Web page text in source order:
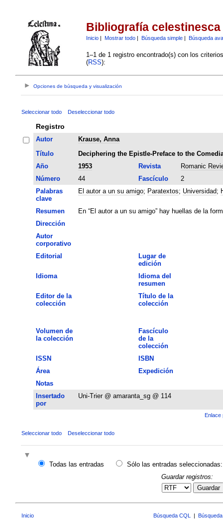
Bibliografía celestinesca
Inicio| Mostrar todo| Búsqueda simple| Búsqueda
1–1 de 1 registro encontrado(s) con los
(RSS):
Opciones de búsqueda y visualización
Seleccionar todo Deseleccionar todo
Registro
Autor
Krause, Anna
Título
Deciphering the Epistle-Preface to the
Año
1953 Revista
Romanic
Número
44 Fascículo
2
Palabras
clave
El autor a un su amigo; Paratextos; Universidad;
Resumen
En “El autor a un su amigo” hay huellas de la
Dirección
Autor
corporativo
Editorial
Lugar de
edición
Idioma
Idioma del
resumen
Editor de la
colección
Título de la
colección
Volumen de
la colección
Fascículo
de la
colección
ISSN
ISBN
Área
Expedición
Notas
Insertado
por
Uni-Trier @ amaranta_sg @ 114
Enlace
Seleccionar todo Deseleccionar todo
Todas las entradas
Sólo las entradas seleccionadas:
Guardar registros:
Guardar
Inicio Búsqueda CQL